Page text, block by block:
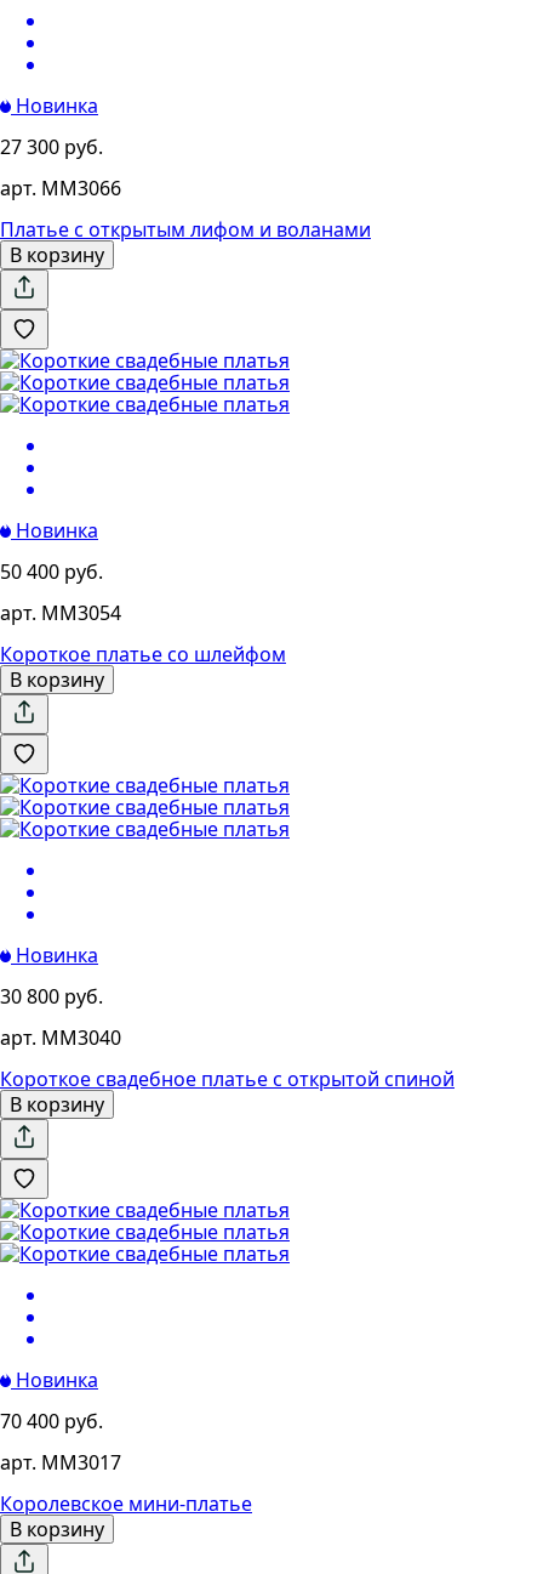
Новинка
27 300 руб.
арт. MM3066
Платье с открытым лифом и воланами
В корзину
Новинка
50 400 руб.
арт. MM3054
Короткое платье со шлейфом
В корзину
Новинка
30 800 руб.
арт. MM3040
Короткое свадебное платье с открытой спиной
В корзину
Новинка
70 400 руб.
арт. MM3017
Королевское мини-платье
В корзину